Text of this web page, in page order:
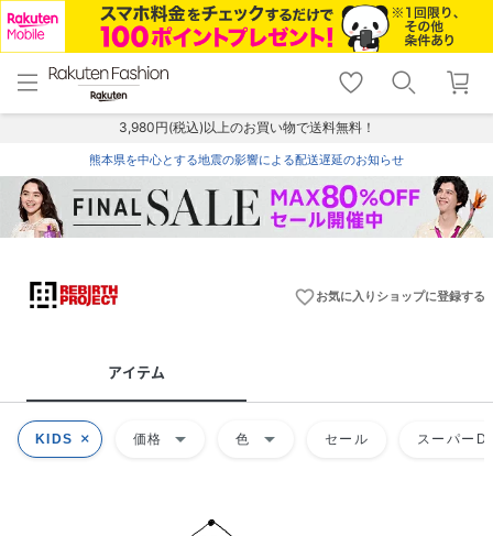
menu home
トップ
shopping_cart lock_outline
ログイン
3,980円(税込)以上のお買い物で送料無料！
熊本県を中心とする地震の影響による配送遅延のお知らせ
favorite_borderお気に入りショップに登録する
アイテム
KIDS 価格 arrow_drop_down 色 arrow_drop_down セール スーパー